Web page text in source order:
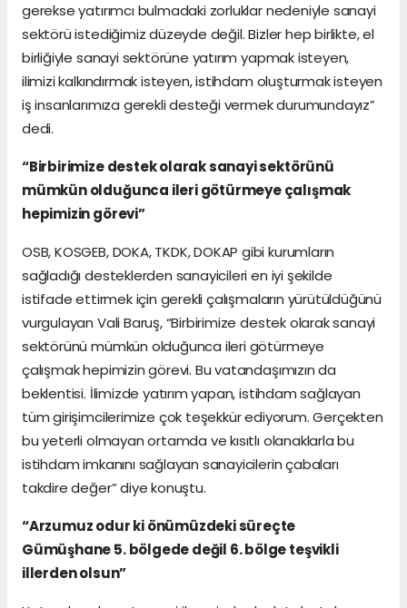
gerekse yatırımcı bulmadaki zorluklar nedeniyle sanayi
sektörü istediğimiz düzeyde değil. Bizler hep birlikte, el
birliğiyle sanayi sektörüne yatırım yapmak isteyen,
ilimizi kalkındırmak isteyen, istihdam oluşturmak isteyen
iş insanlarımıza gerekli desteği vermek durumundayız”
dedi.
“Birbirimize destek olarak sanayi sektörünü
mümkün olduğunca ileri götürmeye çalışmak
hepimizin görevi”
OSB, KOSGEB, DOKA, TKDK, DOKAP gibi kurumların
sağladığı desteklerden sanayicileri en iyi şekilde
istifade ettirmek için gerekli çalışmaların yürütüldüğünü
vurgulayan Vali Baruş, “Birbirimize destek olarak sanayi
sektörünü mümkün olduğunca ileri götürmeye
çalışmak hepimizin görevi. Bu vatandaşımızın da
beklentisi. İlimizde yatırım yapan, istihdam sağlayan
tüm girişimcilerimize çok teşekkür ediyorum. Gerçekten
bu yeterli olmayan ortamda ve kısıtlı olanaklarla bu
istihdam imkanını sağlayan sanayicilerin çabaları
takdire değer” diye konuştu.
“Arzumuz odur ki önümüzdeki süreçte
Gümüşhane 5. bölgede değil 6. bölge teşvikli
illerden olsun”